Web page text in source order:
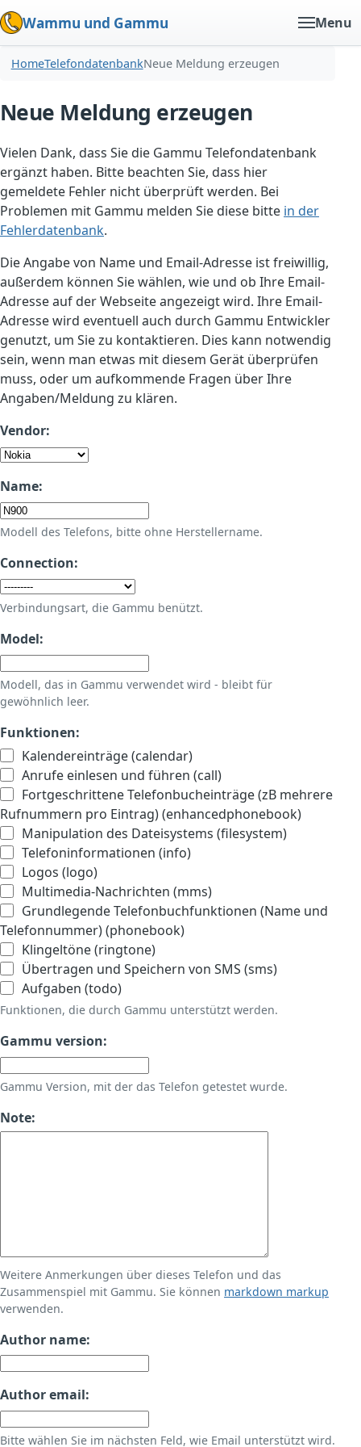
Wammu und Gammu Menu
HomeTelefondatenbankNeue Meldung erzeugen
Neue Meldung erzeugen
Vielen Dank, dass Sie die Gammu Telefondatenbank
ergänzt haben. Bitte beachten Sie, dass hier
gemeldete Fehler nicht überprüft werden. Bei
Problemen mit Gammu melden Sie diese bitte in der
Fehlerdatenbank.
Die Angabe von Name und Email-Adresse ist freiwillig,
außerdem können Sie wählen, wie und ob Ihre Email-
Adresse auf der Webseite angezeigt wird. Ihre Email-
Adresse wird eventuell auch durch Gammu Entwickler
genutzt, um Sie zu kontaktieren. Dies kann notwendig
sein, wenn man etwas mit diesem Gerät überprüfen
muss, oder um aufkommende Fragen über Ihre
Angaben/Meldung zu klären.
Vendor:
Name:
Modell des Telefons, bitte ohne Herstellername.
Connection:
Verbindungsart, die Gammu benützt.
Model:
Modell, das in Gammu verwendet wird - bleibt für
gewöhnlich leer.
Funktionen:
Kalendereinträge (calendar)
Anrufe einlesen und führen (call)
Fortgeschrittene Telefonbucheinträge (zB mehrere
Rufnummern pro Eintrag) (enhancedphonebook)
Manipulation des Dateisystems (filesystem)
Telefoninformationen (info)
Logos (logo)
Multimedia-Nachrichten (mms)
Grundlegende Telefonbuchfunktionen (Name und
Telefonnummer) (phonebook)
Klingeltöne (ringtone)
Übertragen und Speichern von SMS (sms)
Aufgaben (todo)
Funktionen, die durch Gammu unterstützt werden.
Gammu version:
Gammu Version, mit der das Telefon getestet wurde.
Note:
Weitere Anmerkungen über dieses Telefon und das
Zusammenspiel mit Gammu. Sie können markdown markup
verwenden.
Author name:
Author email:
Bitte wählen Sie im nächsten Feld, wie Email unterstützt wird.